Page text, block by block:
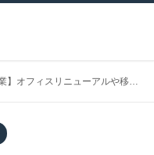
【コンサルティング営業】オフィスリニューアルや移転をお考えの企業に最適なご提案をするお仕事／完全週休2日／賞与年2回／研修あり